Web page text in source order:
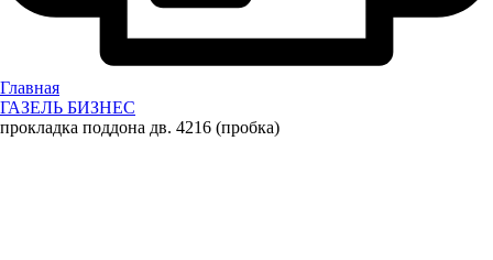
Главная
ГАЗЕЛЬ БИЗНЕС
прокладка поддона дв. 4216 (пробка)